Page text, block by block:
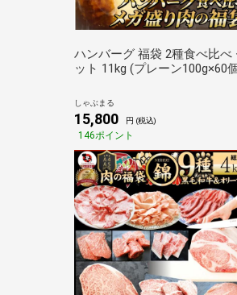
ハンバーグ 福袋 2種食べ比べ
ット 11kg (プレーン100g×60個
け レンジ 冷凍 惣菜 あすつく
務用 しゃぶまる
しゃぶまる
15,800 円 (税込)
146ポイント